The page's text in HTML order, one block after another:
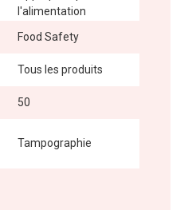
l'alimentation
Food Safety
Tous les produits
50
Tampographie